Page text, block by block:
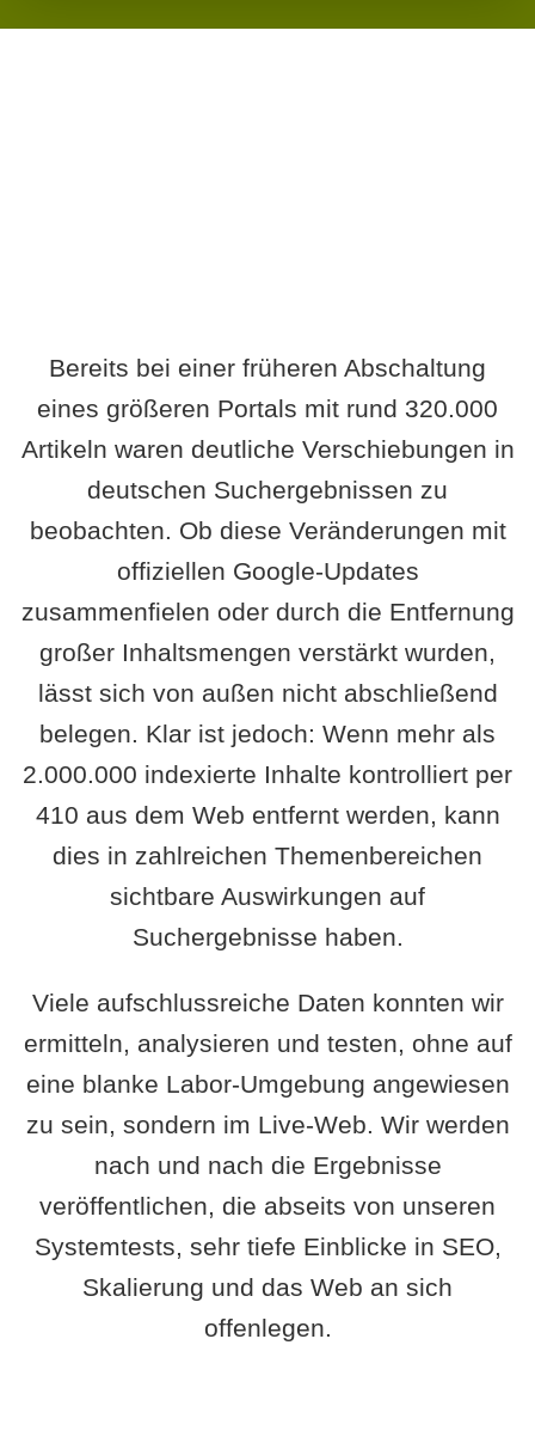
Bereits bei einer früheren Abschaltung
eines größeren Portals mit rund 320.000
Artikeln waren deutliche Verschiebungen in
deutschen Suchergebnissen zu
beobachten. Ob diese Veränderungen mit
offiziellen Google-Updates
zusammenfielen oder durch die Entfernung
großer Inhaltsmengen verstärkt wurden,
lässt sich von außen nicht abschließend
belegen. Klar ist jedoch: Wenn mehr als
2.000.000 indexierte Inhalte kontrolliert per
410 aus dem Web entfernt werden, kann
dies in zahlreichen Themenbereichen
sichtbare Auswirkungen auf
Suchergebnisse haben.
Viele aufschlussreiche Daten konnten wir
ermitteln, analysieren und testen, ohne auf
eine blanke Labor-Umgebung angewiesen
zu sein, sondern im Live-Web. Wir werden
nach und nach die Ergebnisse
veröffentlichen, die abseits von unseren
Systemtests, sehr tiefe Einblicke in SEO,
Skalierung und das Web an sich
offenlegen.